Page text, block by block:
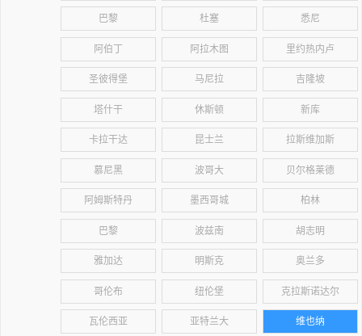
巴黎 杜塞 悉尼
阿伯丁 阿拉木图 里约热内卢
圣彼得堡 马尼拉 吉隆坡
塔什干 休斯顿 新库
卡拉干达 昆士兰 拉斯维加斯
慕尼黑 波哥大 贝尔格莱德
阿姆斯特丹 墨西哥城 柏林
巴黎 波兹南 胡志明
雅加达 明斯克 奥兰多
哥伦布 纽伦堡 克拉斯诺达尔
瓦伦西亚 亚特兰大 维也纳